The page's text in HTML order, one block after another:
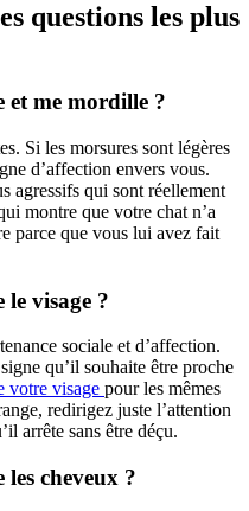
questions les plus
et me mordille ?
Si les morsures sont légères
d’affection envers vous.
agressifs qui sont réellement
montre que votre chat n’a
parce que vous lui avez fait
visage ?
sociale et d’affection.
qu’il souhaite être proche
votre visage pour les mêmes
redirigez juste l’attention
arrête sans être déçu.
cheveux ?